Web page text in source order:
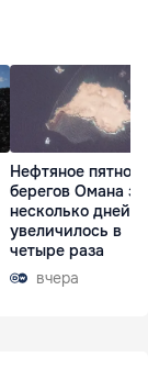
Нефтяное пятно у
берегов Омана за
несколько дней
увеличилось в
четыре раза
вчера